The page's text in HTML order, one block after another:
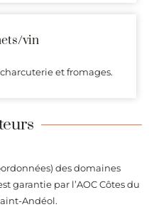
vin
et fromages.
des domaines
garantie par l’AOC Côtes du
Andéol.